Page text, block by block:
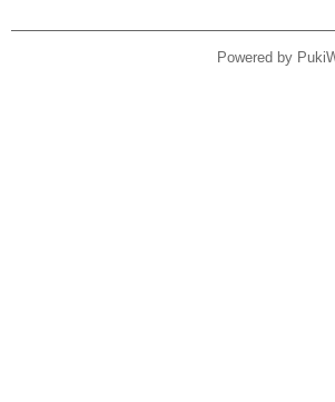
Powered by